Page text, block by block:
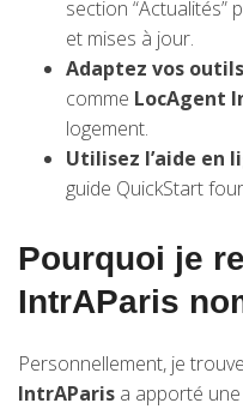
section “Actualités”
et mises à jour.
Adaptez vos outils
comme LocAgent
logement.
Utilisez l’aide en
guide QuickStart
Pourquoi je
IntrAParis
Personnellement, je
IntrAParis a apporté